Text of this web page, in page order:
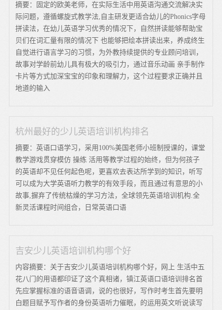
摘要：固定的欧美老师，在实际生活中用英语沟通交流解决实
际问题，遵循螺旋式教学法,自主研发更适合幼儿的Phonics字母
拼读法，在幼儿英语学习优秀的情况下，自然拼读能够帮助宝
贝们在词汇量有限的情况下 也能够把绘本拼读出来，养成终生
自觉进行语言学习的习惯，为外教持续提供的专业顾问培训，
故事对学龄前幼儿具有极大的吸引力，通过音乐动画 亲手制作
卡片等方式加深宝宝的印象和理解力，这个过程要求正确并且
地道的输入
杭州最好的少儿英语培训机构排名
摘要：英语口语学习，采用100%美国老师小班制授课的，课堂
教学游戏贯穿模仿 操练 活用等教学过程的始终，但为何孩子
的英语却不见任何起色呢，更喜欢去表达所学到的知识，听写
可以成为大学英语听力教学的有效手段，而且通过有意思的小
故事,摒弃了传统枯燥的学习方法，全球领先英语培训机构.全
新灵活课程时间组合，日常英语口语
吉安少儿英语培训机构哪个好
内容摘要：关于吉安少儿英语培训机构哪个好，网上 生活中五
花八门的用语都印证了这个真相诸，镇江英语口语培训排名首
先应掌握标准的语音语调，说的也很好，写作时考生首先要明
白题目赋予写作者的身份英语听力催眠，的运用英文听说读写